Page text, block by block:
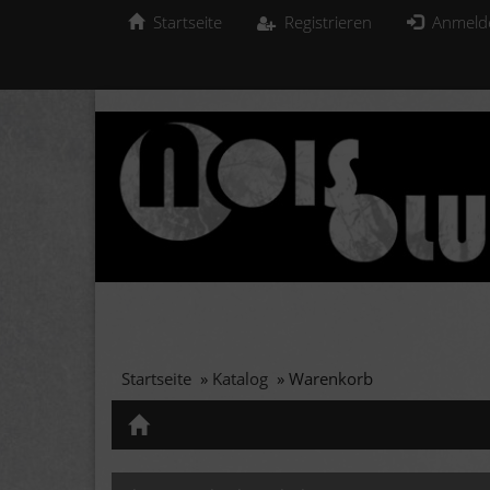
Startseite Registrieren
Startseite » Katalog » Warenkorb